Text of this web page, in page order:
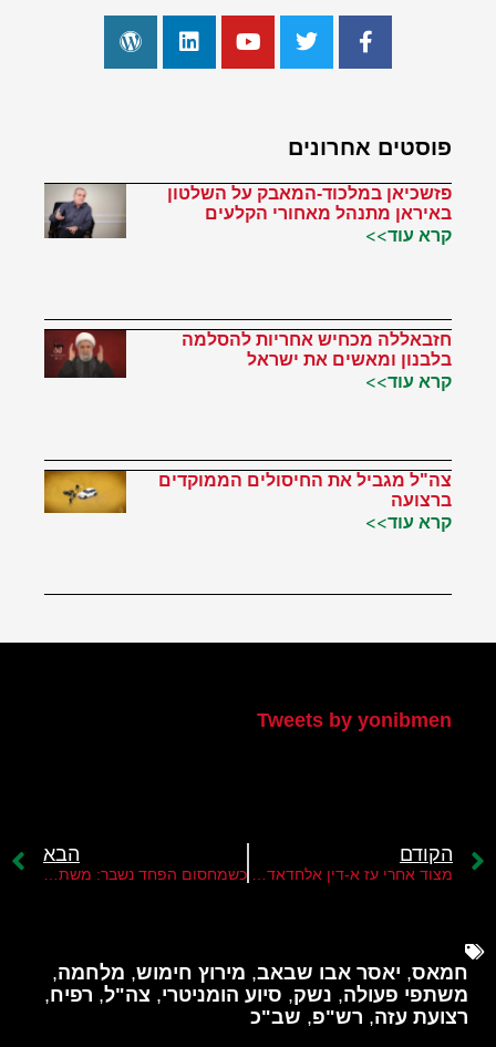
פוסטים אחרונים
פזשכיאן במלכוד-המאבק על השלטון
באיראן מתנהל מאחורי הקלעים
קרא עוד>>
חזבאללה מכחיש אחריות להסלמה
בלבנון ומאשים את ישראל
קרא עוד>>
צה"ל מגביל את החיסולים הממוקדים
ברצועה
קרא עוד>>
Tweets by yonibmen
הקודם
מצוד אחרי עז א-דין אלחדאד-המפקד החדש של הזרוע הצבאית של חמאס ברצועה
הבא
כשמחסום הפחד נשבר: משתפי הפעולה החדשים של ישראל בעזה
חמאס, יאסר אבו שבאב, מירוץ חימוש, מלחמה,
משתפי פעולה, נשק, סיוע הומניטרי, צה"ל, רפיח,
רצועת עזה, רש"פ, שב"כ